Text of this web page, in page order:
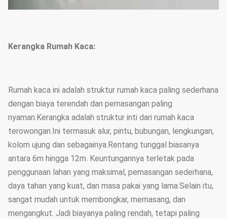
Kerangka Rumah Kaca:
Rumah kaca ini adalah struktur rumah kaca paling sederhana
dengan biaya terendah dan pemasangan paling
nyaman.Kerangka adalah struktur inti dari rumah kaca
terowongan.Ini termasuk alur, pintu, bubungan, lengkungan,
kolom ujung dan sebagainya.Rentang tunggal biasanya
antara 6m hingga 12m. Keuntungannya terletak pada
penggunaan lahan yang maksimal, pemasangan sederhana,
daya tahan yang kuat, dan masa pakai yang lama.Selain itu,
sangat mudah untuk membongkar, memasang, dan
mengangkut. Jadi biayanya paling rendah, tetapi paling